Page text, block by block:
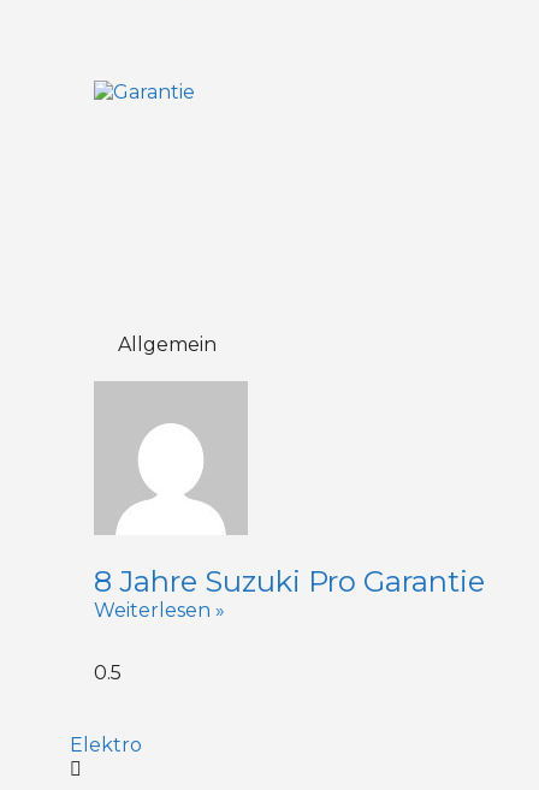
Allgemein
8 Jahre Suzuki Pro Garantie
Weiterlesen »
Elektro